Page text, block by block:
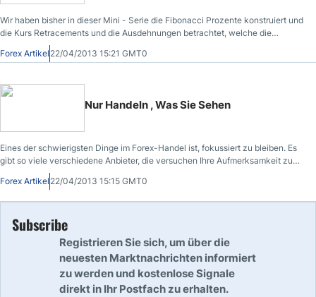
Wir haben bisher in dieser Mini - Serie die Fibonacci Prozente konstruiert und
die Kurs Retracements und die Ausdehnungen betrachtet, welche die
Fibonacci Ebenen treffen.
Forex Artikel 22/04/2013 15:21 GMT0
Nur Handeln , Was Sie Sehen
Eines der schwierigsten Dinge im Forex-Handel ist, fokussiert zu bleiben. Es
gibt so viele verschiedene Anbieter, die versuchen Ihre Aufmerksamkeit zu
nehmen, dass es ein echter Kampf sein kann innerhalb einer Zone zu bleiben.
Forex Artikel 22/04/2013 15:15 GMT0
Subscribe
Registrieren Sie sich, um über die
neuesten Marktnachrichten informiert
zu werden und kostenlose Signale
direkt in Ihr Postfach zu erhalten.